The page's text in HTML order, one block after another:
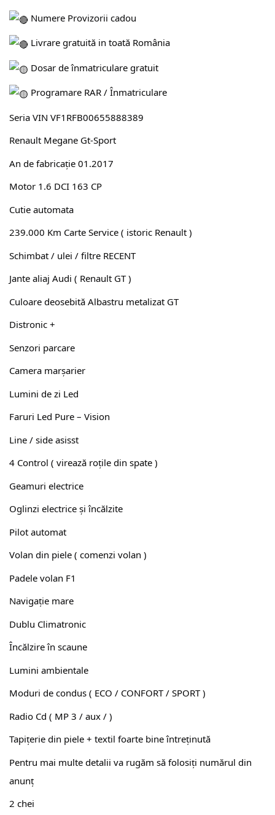
Numere Provizorii cadou
Livrare gratuită in toată România
Dosar de înmatriculare gratuit
Programare RAR / Înmatriculare
Seria VIN VF1RFB00655888389
Renault Megane Gt-Sport
An de fabricație 01.2017
Motor 1.6 DCI 163 CP
Cutie automata
239.000 Km Carte Service ( istoric Renault )
Schimbat / ulei / filtre RECENT
Jante aliaj Audi ( Renault GT )
Culoare deosebită Albastru metalizat GT
Distronic +
Senzori parcare
Camera marșarier
Lumini de zi Led
Faruri Led Pure – Vision
Line / side asisst
4 Control ( virează roțile din spate )
Geamuri electrice
Oglinzi electrice și încălzite
Pilot automat
Volan din piele ( comenzi volan )
Padele volan F1
Navigație mare
Dublu Climatronic
Încălzire în scaune
Lumini ambientale
Moduri de condus ( ECO / CONFORT / SPORT )
Radio Cd ( MP 3 / aux / )
Tapițerie din piele + textil foarte bine întreținută
Pentru mai multe detalii va rugăm să folosiți numărul din
anunț
2 chei